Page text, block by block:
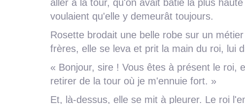
aller à la tour, qu'on avait bâtie la plus
voulaient qu'elle y demeurât toujours.
Rosette brodait une belle robe sur un
frères, elle se leva et prit la main du roi, lui
« Bonjour, sire ! Vous êtes à présent le roi,
retirer de la tour où je m'ennuie fort. »
Et, là-dessus, elle se mit à pleurer. Le roi